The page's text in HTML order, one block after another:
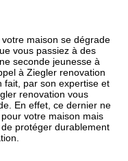
maison se dégrade
vous passiez à des
seconde jeunesse à
à Ziegler renovation
fait, par son expertise et
renovation vous
En effet, ce dernier ne
votre maison mais
protéger durablement